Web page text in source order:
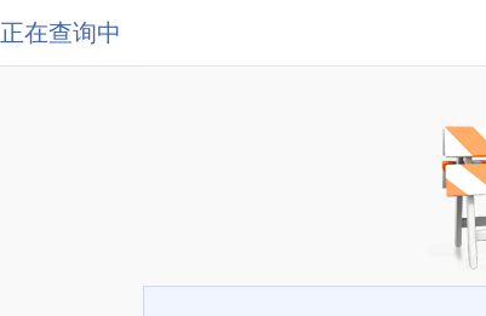
正在查询中